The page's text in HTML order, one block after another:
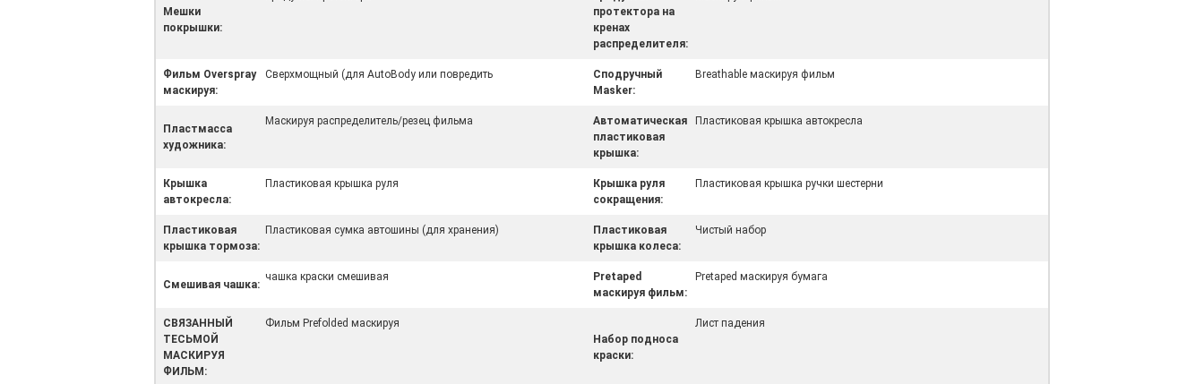
Мешки
покрышки:
протектора на
кренах
распределителя:
Фильм Overspray
маскируя:
Сверхмощный (для AutoBody или повредить
Сподручный
Masker:
Breathable маскируя фильм
Пластмасса
художника:
Маскируя распределитель/резец фильма
Автоматическая
пластиковая
крышка:
Пластиковая крышка автокресла
Крышка
автокресла:
Пластиковая крышка руля
Крышка руля
сокращения:
Пластиковая крышка ручки шестерни
Пластиковая
крышка тормоза:
Пластиковая сумка автошины (для хранения)
Пластиковая
крышка колеса:
Чистый набор
Смешивая чашка:
чашка краски смешивая
Pretaped
маскируя фильм:
Pretaped маскируя бумага
СВЯЗАННЫЙ
ТЕСЬМОЙ
МАСКИРУЯ
ФИЛЬМ:
Фильм Prefolded маскируя
Набор подноса
краски:
Лист падения